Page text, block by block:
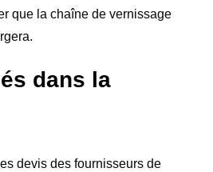
que la chaîne de vernissage
dans la
devis des fournisseurs de